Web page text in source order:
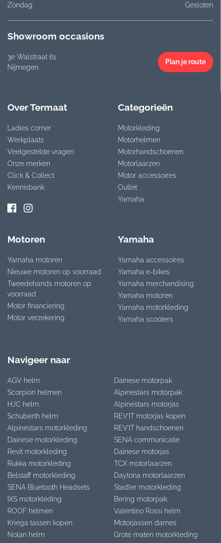
Zondag
Gesloten
Showroom occasions
3e Walstraat 61
Nijmegen
Plan je route
Over Termaat
Ladies corner
Werkplaats
Veelgestelde vragen
Onze merken
Click & Collect
Kennisbank
Categorieën
Motorkleding
Motorhelmen
Motorhandschoenen
Motorlaarzen
Motor accessoires
Outlet
Yamaha
Motoren
Yamaha motoren
Nieuwe motoren op voorraad
Tweedehands motoren op
voorraad
Motor financiering
Motor verzekering
Yamaha
Yamaha accessoires
Yamaha e-bikes
Yamaha merchandising
Yamaha motoren
Yamaha motorkleding
Yamaha scooters
Navigeer naar
AGV helm
Scorpion helmen
HJC helm
Schuberth helm
Alpinestars motorkleding
Dainese motorkleding
Revit motorkleding
Rukka motorkleding
Belstaff motorkleding
SENA Bluetooth Headsets
IXS motorkleding
ROOF helmen
Kriega tassen kopen
Nolan helm
Dainese motorpak
Alpinestars motorpak
Alpinestars motorjas
REV’IT motorjas kopen
REV’IT handschoenen
SENA communicatie
Dainese motorjas
TCX motorlaarzen
Daytona motorlaarzen
Stadler motorkleding
Bering motorpak
Valentino Rossi helm
Motorjassen dames
Grote maten motorkleding